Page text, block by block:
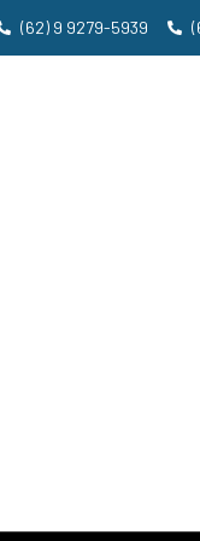
(62) 9 9279-5939